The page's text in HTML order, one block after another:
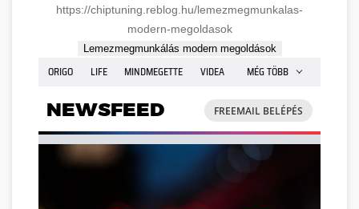
https://chiptuning.reblog.hu/lemezmegmunkalas-
modern-megoldasok
Lemezmegmunkálás modern megoldások